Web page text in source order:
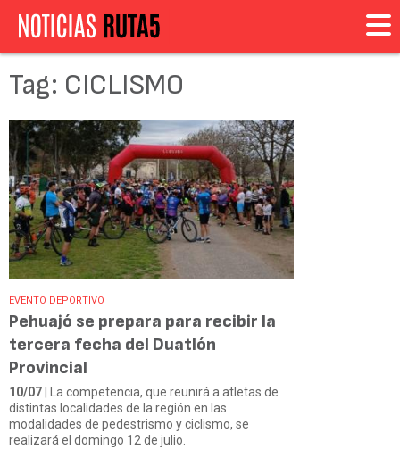
Tag: CICLISMO
EVENTO DEPORTIVO
Pehuajó se prepara para recibir la
tercera fecha del Duatlón
Provincial
10/07 | La competencia, que reunirá a atletas de
distintas localidades de la región en las
modalidades de pedestrismo y ciclismo, se
realizará el domingo 12 de julio.